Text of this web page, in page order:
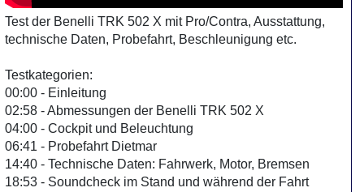
Test der Benelli TRK 502 X mit Pro/Contra, Ausstattung,
technische Daten, Probefahrt, Beschleunigung etc.
Testkategorien:
00:00 - Einleitung
02:58 - Abmessungen der Benelli TRK 502 X
04:00 - Cockpit und Beleuchtung
06:41 - Probefahrt Dietmar
14:40 - Technische Daten: Fahrwerk, Motor, Bremsen
18:53 - Soundcheck im Stand und während der Fahrt